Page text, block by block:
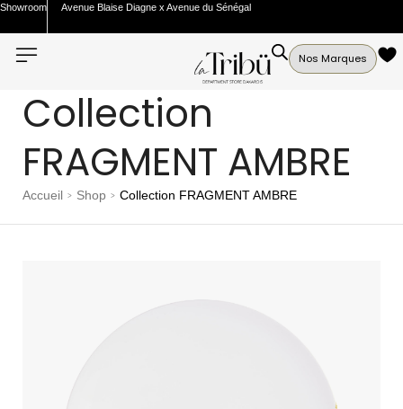
Showroom Avenue Blaise Diagne x Avenue du Sénégal
Nos Marques
Collection
FRAGMENT AMBRE
Accueil > Shop > Collection FRAGMENT AMBRE